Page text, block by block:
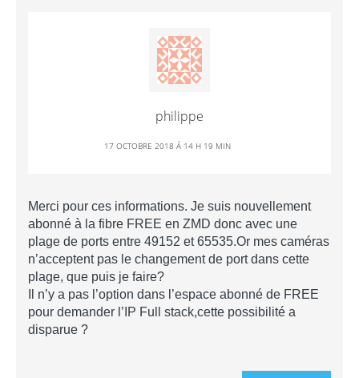
philippe
17 OCTOBRE 2018 Á 14 H 19 MIN
Merci pour ces informations. Je suis nouvellement
abonné à la fibre FREE en ZMD donc avec une
plage de ports entre 49152 et 65535.Or mes caméras
n’acceptent pas le changement de port dans cette
plage, que puis je faire?
Il n’y a pas l’option dans l’espace abonné de FREE
pour demander l’IP Full stack,cette possibilité a
disparue ?